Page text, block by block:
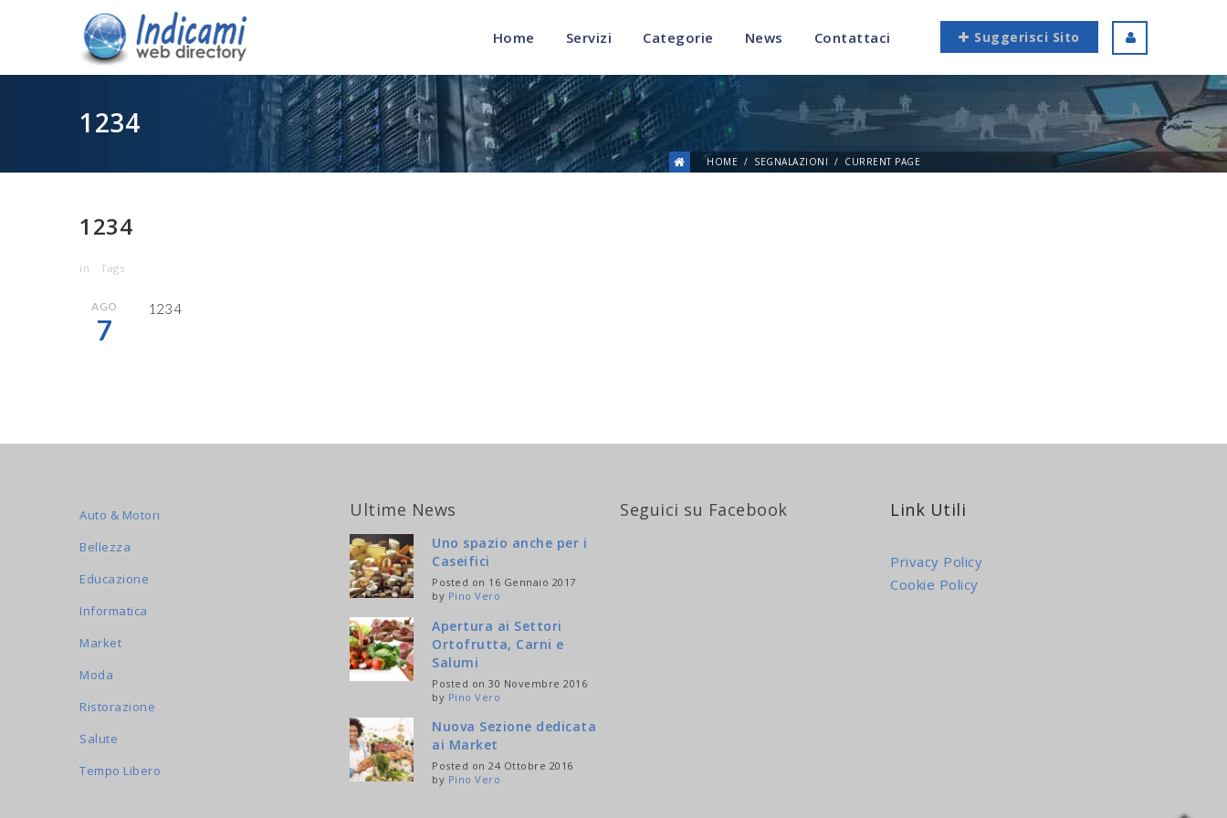
Home Servizi Categorie News Contattaci Suggerisci Sito
1234
HOME SEGNALAZIONI CURRENT PAGE
1234
in Tags
AGO
7
1234
Auto & Motori
Bellezza
Educazione
Informatica
Market
Moda
Ristorazione
Salute
Tempo Libero
Ultime News
Uno spazio anche per i
Caseifici
Posted on 16 Gennaio 2017
by Pino Vero
Apertura ai Settori
Ortofrutta, Carni e
Salumi
Posted on 30 Novembre 2016
by Pino Vero
Nuova Sezione dedicata
ai Market
Posted on 24 Ottobre 2016
by Pino Vero
Seguici su Facebook Link Utili
Privacy Policy
Cookie Policy